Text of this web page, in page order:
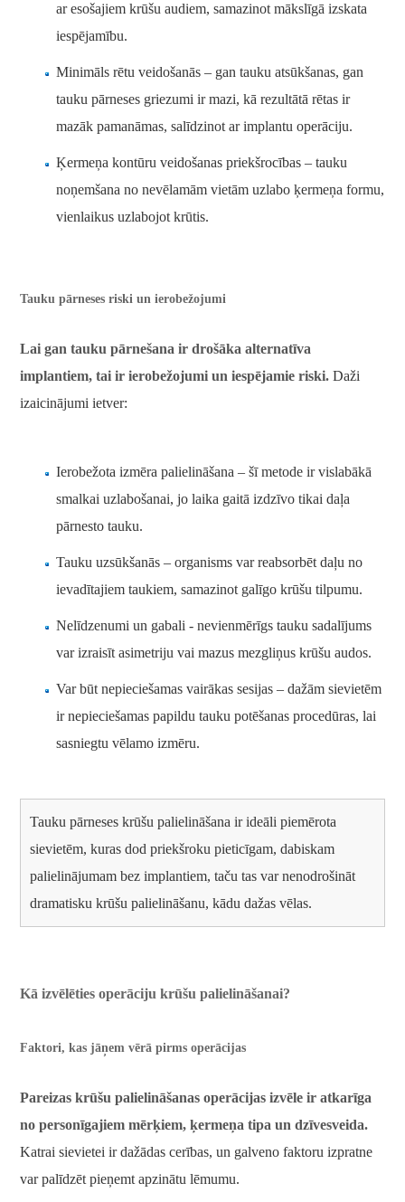
ar esošajiem krūšu audiem, samazinot mākslīgā izskata
iespējamību.
Minimāls rētu veidošanās – gan tauku atsūkšanas, gan
tauku pārneses griezumi ir mazi, kā rezultātā rētas ir
mazāk pamanāmas, salīdzinot ar implantu operāciju.
Ķermeņa kontūru veidošanas priekšrocības – tauku
noņemšana no nevēlamām vietām uzlabo ķermeņa formu,
vienlaikus uzlabojot krūtis.
Tauku pārneses riski un ierobežojumi
Lai gan tauku pārnešana ir drošāka alternatīva
implantiem, tai ir ierobežojumi un iespējamie riski. Daži
izaicinājumi ietver:
Ierobežota izmēra palielināšana – šī metode ir vislabākā
smalkai uzlabošanai, jo laika gaitā izdzīvo tikai daļa
pārnesto tauku.
Tauku uzsūkšanās – organisms var reabsorbēt daļu no
ievadītajiem taukiem, samazinot galīgo krūšu tilpumu.
Nelīdzenumi un gabali - nevienmērīgs tauku sadalījums
var izraisīt asimetriju vai mazus mezgliņus krūšu audos.
Var būt nepieciešamas vairākas sesijas – dažām sievietēm
ir nepieciešamas papildu tauku potēšanas procedūras, lai
sasniegtu vēlamo izmēru.
Tauku pārneses krūšu palielināšana ir ideāli piemērota
sievietēm, kuras dod priekšroku pieticīgam, dabiskam
palielinājumam bez implantiem, taču tas var nenodrošināt
dramatisku krūšu palielināšanu, kādu dažas vēlas.
Kā izvēlēties operāciju krūšu palielināšanai?
Faktori, kas jāņem vērā pirms operācijas
Pareizas krūšu palielināšanas operācijas izvēle ir atkarīga
no personīgajiem mērķiem, ķermeņa tipa un dzīvesveida.
Katrai sievietei ir dažādas cerības, un galveno faktoru izpratne
var palīdzēt pieņemt apzinātu lēmumu.